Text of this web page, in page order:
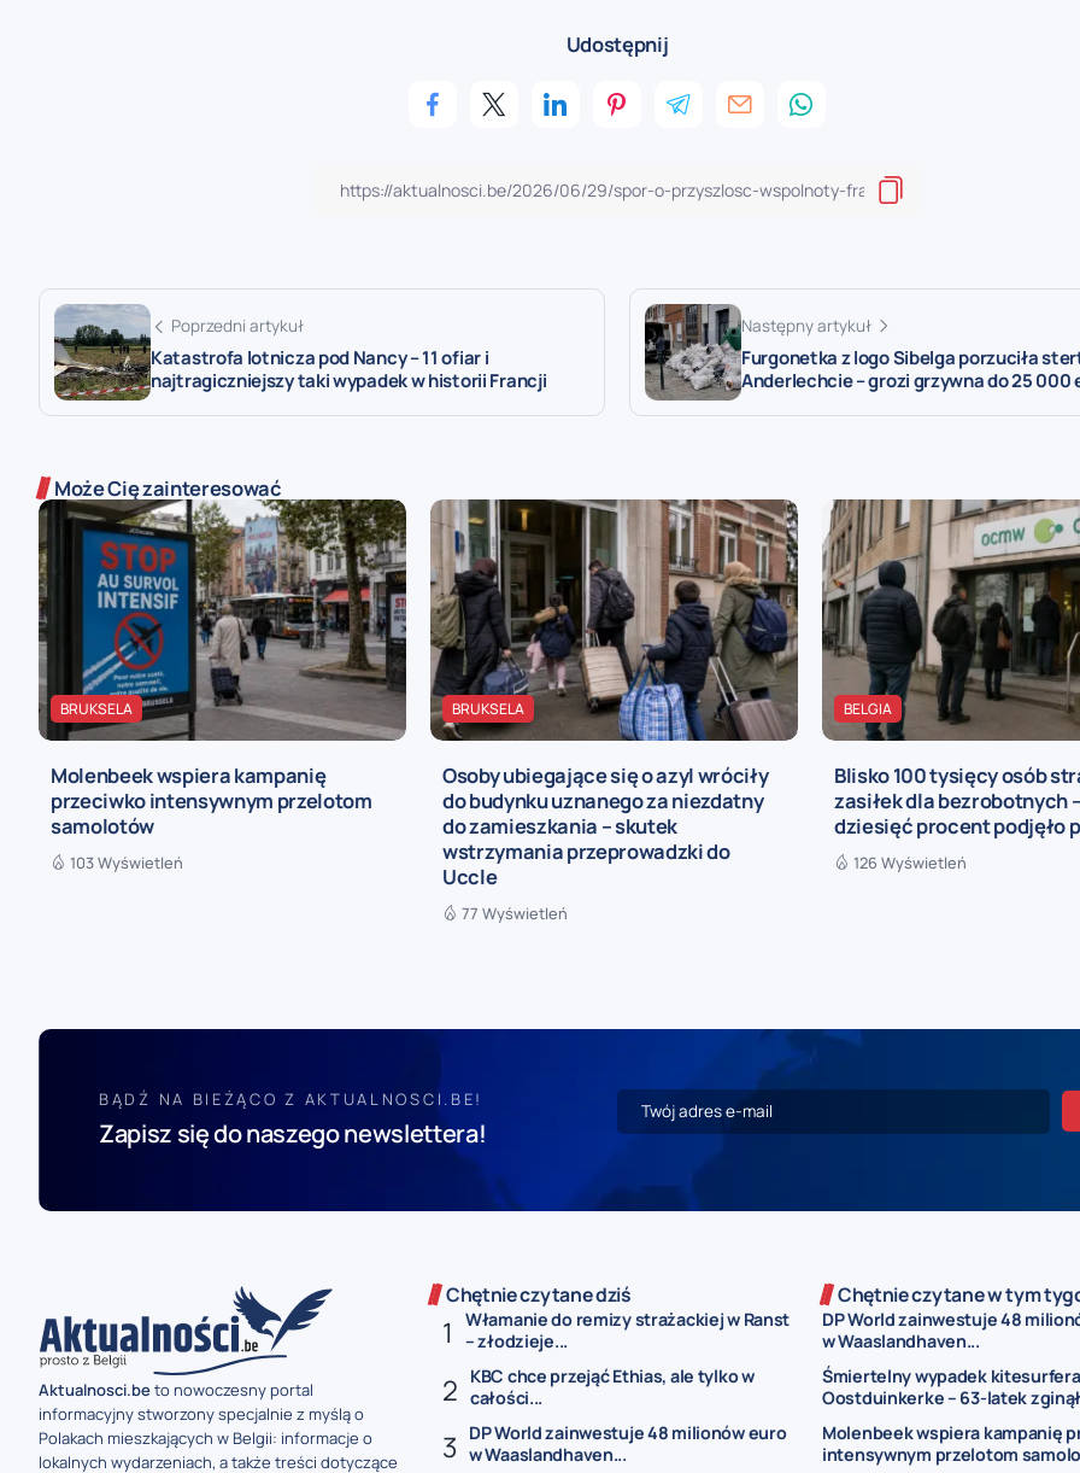
Udostępnij
Poprzedni artykuł
Katastrofa lotnicza pod Nancy – 11 ofiar i
najtragiczniejszy taki wypadek w historii Francji
Następny artykuł
Furgonetka z logo Sibelga porzuciła
Anderlechcie – grozi grzywna do 25 000
Może Cię zainteresować
BRUKSELA
Molenbeek wspiera kampanię
przeciwko intensywnym przelotom
samolotów
103 Wyświetleń
BRUKSELA
Osoby ubiegające się o azyl wróciły
do budynku uznanego za niezdatny
do zamieszkania – skutek
wstrzymania przeprowadzki do
Uccle
77 Wyświetleń
BELGIA
Blisko 100 tysięcy osób
zasiłek dla bezrobotnych
dziesięć procent podjęło
126 Wyświetleń
BĄDŹ NA BIEŻĄCO Z AKTUALNOSCI.BE!
Zapisz się do naszego newslettera!
Aktualnosci.beto nowoczesny portal
informacyjny stworzony specjalnie z myślą o
Polakach mieszkających w Belgii: informacje o
lokalnych wydarzeniach, a także treści dotyczące
Chętnie czytane dziś
Włamanie do remizy strażackiej w Ranst
– złodzieje...
KBC chce przejąć Ethias, ale tylko w
całości...
DP World zainwestuje 48 milionów euro
w Waaslandhaven...
Chętnie czytane w tym
DP World zainwestuje 48
w Waaslandhaven...
Śmiertelny wypadek
Oostduinkerke – 63-latek
Molenbeek wspiera kampanię
intensywnym przelotom